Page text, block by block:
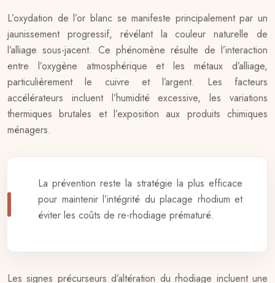
L’oxydation de l’or blanc se manifeste principalement par un
jaunissement progressif, révélant la couleur naturelle de
l’alliage sous-jacent. Ce phénomène résulte de l’interaction
entre l’oxygène atmosphérique et les métaux d’alliage,
particulièrement le cuivre et l’argent. Les facteurs
accélérateurs incluent l’humidité excessive, les variations
thermiques brutales et l’exposition aux produits chimiques
ménagers.
La prévention reste la stratégie la plus efficace
pour maintenir l’intégrité du placage rhodium et
éviter les coûts de re-rhodiage prématuré.
Les signes précurseurs d’altération du rhodiage incluent une